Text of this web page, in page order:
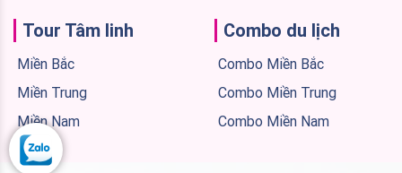
Tour Tâm linh
Miền Bắc
Miền Trung
Miền Nam
Combo du lịch
Combo Miền Bắc
Combo Miền Trung
Combo Miền Nam